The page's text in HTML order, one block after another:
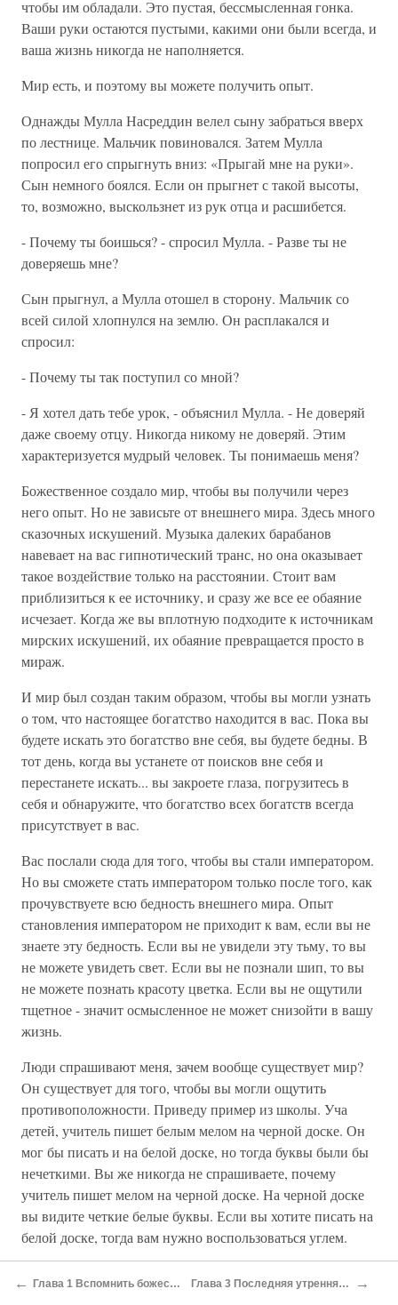
чтобы им обладали. Это пустая, бессмысленная гонка.
Ваши руки остаются пустыми, какими они были всегда, и
ваша жизнь никогда не наполняется.
Мир есть, и поэтому вы можете получить опыт.
Однажды Мулла Насреддин велел сыну забраться вверх
по лестнице. Мальчик повиновался. Затем Мулла
попросил его спрыгнуть вниз: «Прыгай мне на руки».
Сын немного боялся. Если он прыгнет с такой высоты,
то, возможно, выскользнет из рук отца и расшибется.
- Почему ты боишься? - спросил Мулла. - Разве ты не
доверяешь мне?
Сын прыгнул, а Мулла отошел в сторону. Мальчик со
всей силой хлопнулся на землю. Он расплакался и
спросил:
- Почему ты так поступил со мной?
- Я хотел дать тебе урок, - объяснил Мулла. - Не доверяй
даже своему отцу. Никогда никому не доверяй. Этим
характеризуется мудрый человек. Ты понимаешь меня?
Божественное создало мир, чтобы вы получили через
него опыт. Но не зависьте от внешнего мира. Здесь много
сказочных искушений. Музыка далеких барабанов
навевает на вас гипнотический транс, но она оказывает
такое воздействие только на расстоянии. Стоит вам
приблизиться к ее источнику, и сразу же все ее обаяние
исчезает. Когда же вы вплотную подходите к источникам
мирских искушений, их обаяние превращается просто в
мираж.
И мир был создан таким образом, чтобы вы могли узнать
о том, что настоящее богатство находится в вас. Пока вы
будете искать это богатство вне себя, вы будете бедны. В
тот день, когда вы устанете от поисков вне себя и
перестанете искать... вы закроете глаза, погрузитесь в
себя и обнаружите, что богатство всех богатств всегда
присутствует в вас.
Вас послали сюда для того, чтобы вы стали императором.
Но вы сможете стать императором только после того, как
прочувствуете всю бедность внешнего мира. Опыт
становления императором не приходит к вам, если вы не
знаете эту бедность. Если вы не увидели эту тьму, то вы
не можете увидеть свет. Если вы не познали шип, то вы
не можете познать красоту цветка. Если вы не ощутили
тщетное - значит осмысленное не может снизойти в вашу
жизнь.
Люди спрашивают меня, зачем вообще существует мир?
Он существует для того, чтобы вы могли ощутить
противоположности. Приведу пример из школы. Уча
детей, учитель пишет белым мелом на черной доске. Он
мог бы писать и на белой доске, но тогда буквы были бы
нечеткими. Вы же никогда не спрашиваете, почему
учитель пишет мелом на черной доске. На черной доске
вы видите четкие белые буквы. Если вы хотите писать на
белой доске, тогда вам нужно воспользоваться углем.
ваша жизненная энергия может проявиться в своем
← Глава 1 Вспомнить божественное Глава 3 Последняя утренняя звезда →